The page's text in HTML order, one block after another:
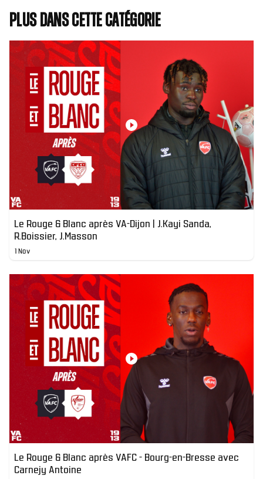
Plus dans cette catégorie
Le Rouge & Blanc après VA-Dijon | J.Kayi Sanda,
R.Boissier, J.Masson
1 Nov
Le Rouge & Blanc après VAFC - Bourg-en-Bresse avec
Carnejy Antoine